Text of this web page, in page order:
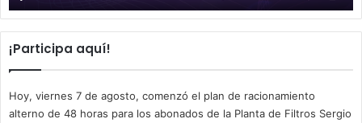
¡Participa aquí!
Hoy, viernes 7 de agosto, comenzó el plan de racionamiento
alterno de 48 horas para los abonados de la Planta de Filtros Sergio